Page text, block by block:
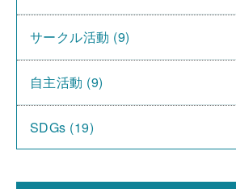
サークル活動 (9)
自主活動 (9)
SDGs (19)